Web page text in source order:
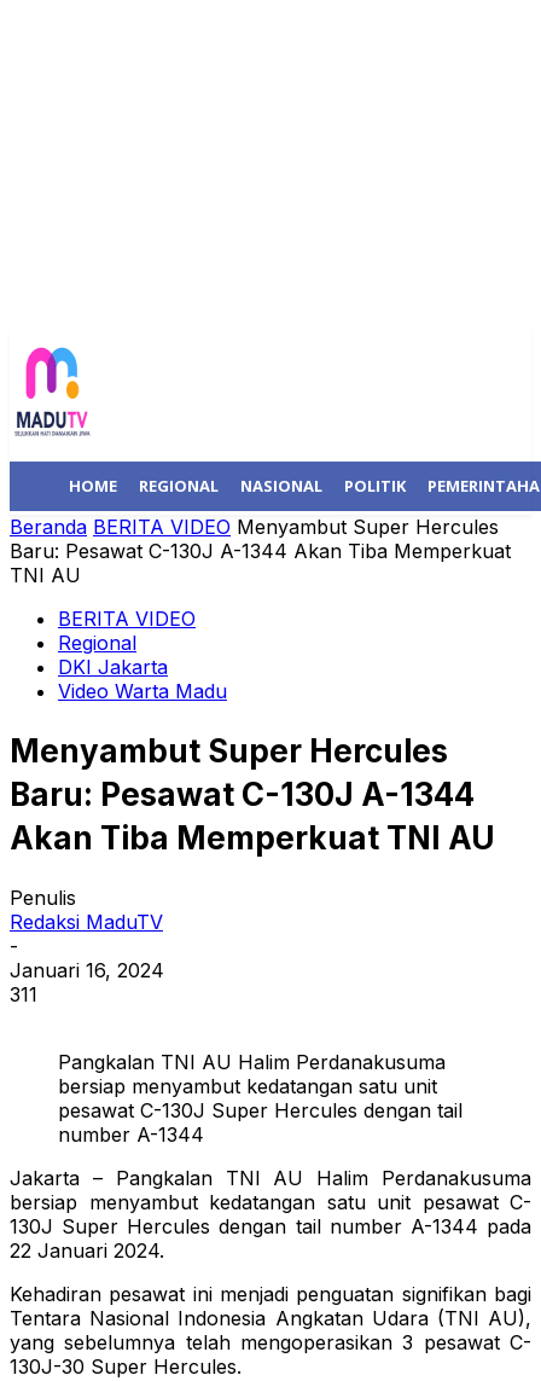
HOME REGIONAL NASIONAL POLITIK
Beranda BERITA VIDEO Menyambut Super Hercules
Baru: Pesawat C-130J A-1344 Akan Tiba Memperkuat
TNI AU
BERITA VIDEO
Regional
DKI Jakarta
Video Warta Madu
Menyambut Super Hercules
Baru: Pesawat C-130J A-1344
Akan Tiba Memperkuat TNI AU
Penulis
Redaksi MaduTV
-
Januari 16, 2024
311
Pangkalan TNI AU Halim Perdanakusuma
bersiap menyambut kedatangan satu unit
pesawat C-130J Super Hercules dengan tail
number A-1344
Jakarta – Pangkalan TNI AU Halim Perdanakusuma
bersiap menyambut kedatangan satu unit pesawat C-
130J Super Hercules dengan tail number A-1344 pada
22 Januari 2024.
Kehadiran pesawat ini menjadi penguatan signifikan bagi
Tentara Nasional Indonesia Angkatan Udara (TNI AU),
yang sebelumnya telah mengoperasikan 3 pesawat C-
130J-30 Super Hercules.